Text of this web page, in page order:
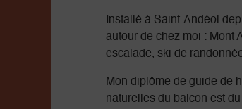
Installé à Saint-Andéol
autour de chez moi : Mont
escalade, ski de
Mon diplôme de guide de
naturelles du balcon est